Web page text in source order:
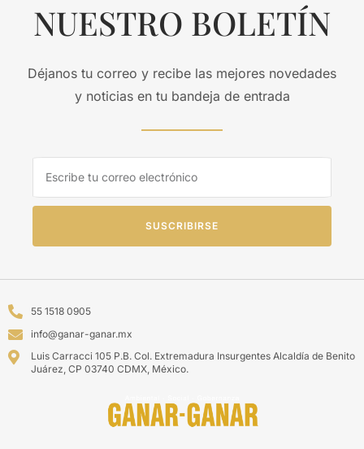
NUESTRO BOLETÍN
Déjanos tu correo y recibe las mejores novedades
y noticias en tu bandeja de entrada
SUSCRIBIRSE
55 1518 0905
info@ganar-ganar.mx
Luis Carracci 105 P.B. Col. Extremadura Insurgentes Alcaldía de Benito
Juárez, CP 03740 CDMX, México.